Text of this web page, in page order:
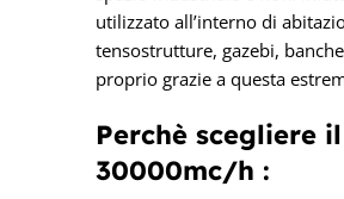
utilizzato all’interno di
tensostrutture, gazebi,
proprio grazie a questa
Perchè scegliere
30000mc/h :